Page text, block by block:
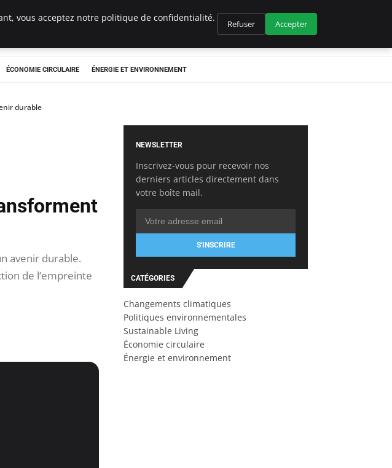
ÉCONOMIE CIRCULAIRE ÉNERGIE ET ENVIRONNEMENT
durable
avenir durable.
de l’empreinte
NEWSLETTER
Inscrivez-vous pour recevoir nos
derniers articles directement dans
votre boîte mail.
S'INSCRIRE
CATÉGORIES
Changements climatiques
Politiques environnementales
Sustainable Living
Économie circulaire
Énergie et environnement
vous acceptez notre politique de confidentialité.
Refuser Accepter